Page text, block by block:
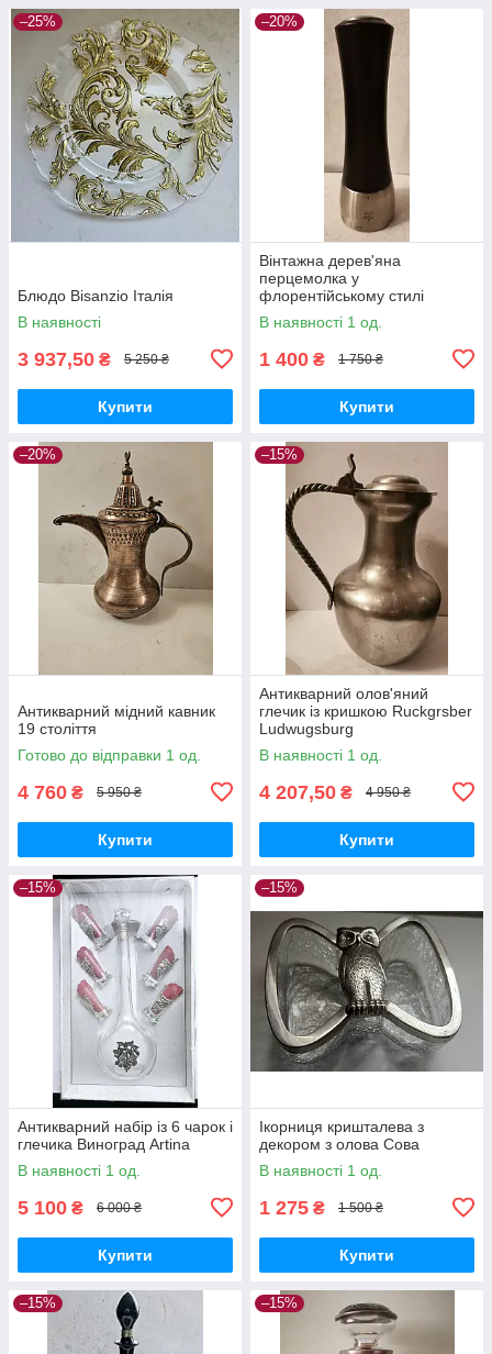
–25%
Блюдо Bisanzio Італія
В наявності
3 937,50 ₴ 5 250 ₴
Купити
–20%
Вінтажна дерев'яна
перцемолка у
флорентійському стилі
В наявності 1 од.
1 400 ₴ 1 750 ₴
Купити
–20%
Антикварний мідний кавник
19 століття
Готово до відправки 1 од.
4 760 ₴ 5 950 ₴
Купити
–15%
Антикварний олов'яний
глечик із кришкою Ruckgrsber
Ludwugsburg
В наявності 1 од.
4 207,50 ₴ 4 950 ₴
Купити
–15%
Антикварний набір із 6 чарок і
глечика Виноград Artina
В наявності 1 од.
5 100 ₴ 6 000 ₴
Купити
–15%
Ікорниця кришталева з
декором з олова Сова
В наявності 1 од.
1 275 ₴ 1 500 ₴
Купити
–15% –15%